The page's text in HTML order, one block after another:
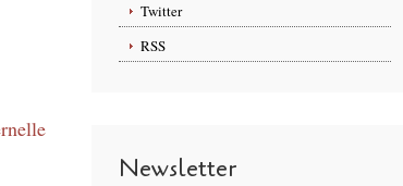
Twitter
RSS
Newsletter